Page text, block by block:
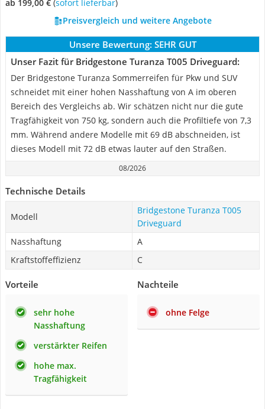
ab 199,00 € ( Sofort lieferbar)
Preisvergleich und weitere Angebote
Unsere Bewertung: SEHR GUT
Unser Fazit für Bridgestone Turanza T005 Driveguard:
Der Bridgestone Turanza Sommerreifen für Pkw und SUV
schneidet mit einer hohen Nasshaftung von A im oberen
Bereich des Vergleichs ab. Wir schätzen nicht nur die gute
Tragfähigkeit von 750 kg, sondern auch die Profiltiefe von 7,3
mm. Während andere Modelle mit 69 dB abschneiden, ist
dieses Modell mit 72 dB etwas lauter auf den Straßen.
08/2026
Technische Details
Modell
Bridgestone Turanza T005
Driveguard
Nasshaftung
A
Kraftstoffeffizienz
C
Vorteile
sehr hohe
Nasshaftung
verstärkter Reifen
hohe max.
Tragfähigkeit
Nachteile
ohne Felge